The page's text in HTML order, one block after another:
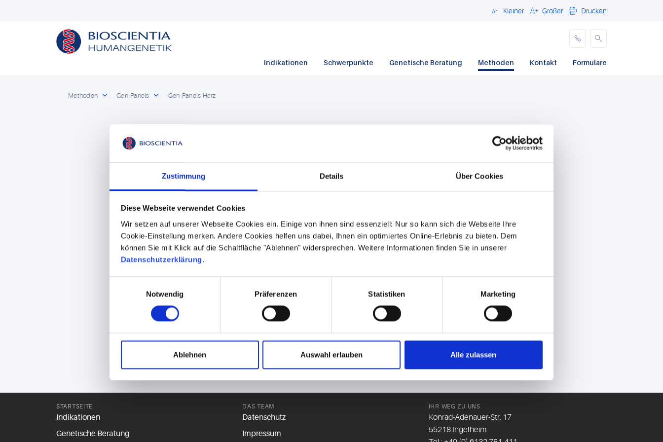
Zustimmung Details Über Cookies
Diese Webseite verwendet Cookies
Wir setzen auf unserer Webseite Cookies ein. Einige von ihnen sind essenziell: Nur so kann sich die Webseite Ihre
Cookie-Einstellung merken. Andere Cookies helfen uns dabei, Ihnen ein optimiertes Online-Erlebnis zu bieten. Dem
können Sie mit Klick auf die Schaltfläche "Ablehnen" widersprechen. Weitere Informationen finden Sie in unserer
Datenschutzerklärung.
Notwendig
Präferenzen Statistiken Marketing
Ablehnen Auswahl erlauben Alle zulassen
Schließen
Kleiner Größer Drucken
Indikationen Schwerpunkte Genetische Beratung Methoden Kontakt Formulare
Methoden Gen-Panels Gen-Panels Herz
STARTSEITE
Indikationen
Genetische Beratung
DAS TEAM
Datenschutz
Impressum
IHR WEG ZU UNS
Konrad-Adenauer-Str. 17
55218 Ingelheim